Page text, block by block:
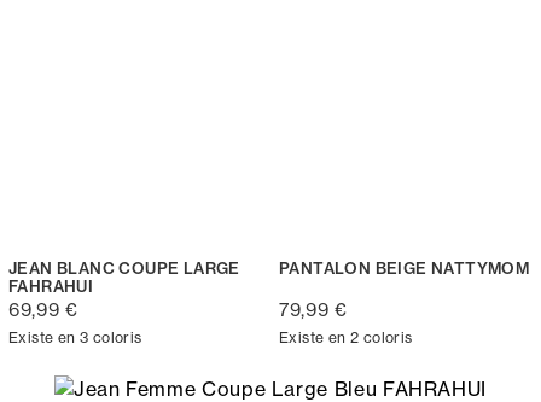
JEAN BLANC COUPE LARGE
FAHRAHUI
69,99 €
Existe en 3 coloris
PANTALON BEIGE NATTYMOM
79,99 €
Existe en 2 coloris